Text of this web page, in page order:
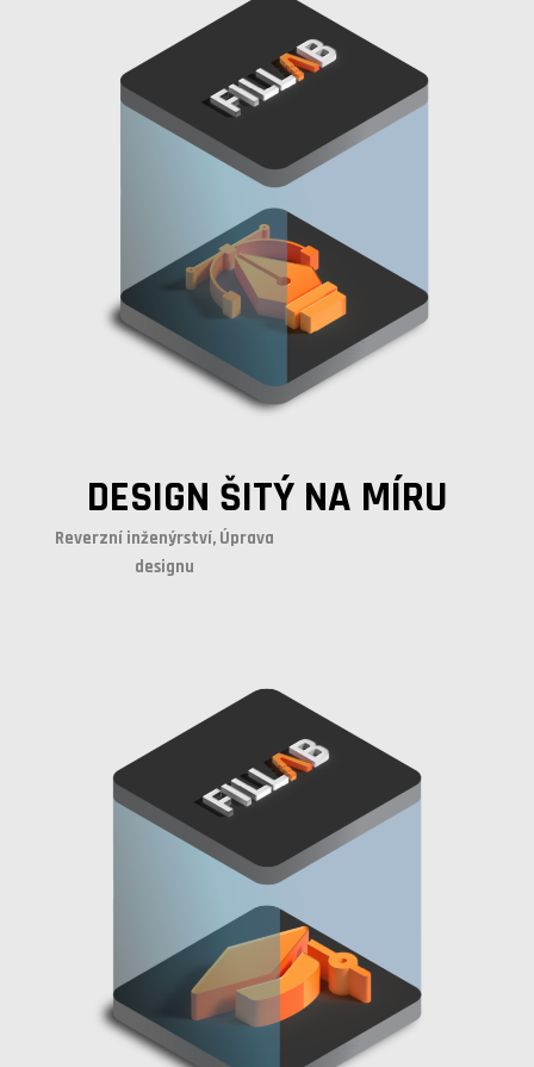
DESIGN ŠITÝ NA MÍRU
Reverzní inženýrství, Úprava
designu